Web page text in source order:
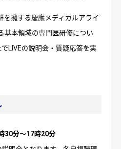
を擁する慶應メディカルアライ
基本領域の専門医研修につい
LIVEの説明会・質疑応答を実
30分～17時20分